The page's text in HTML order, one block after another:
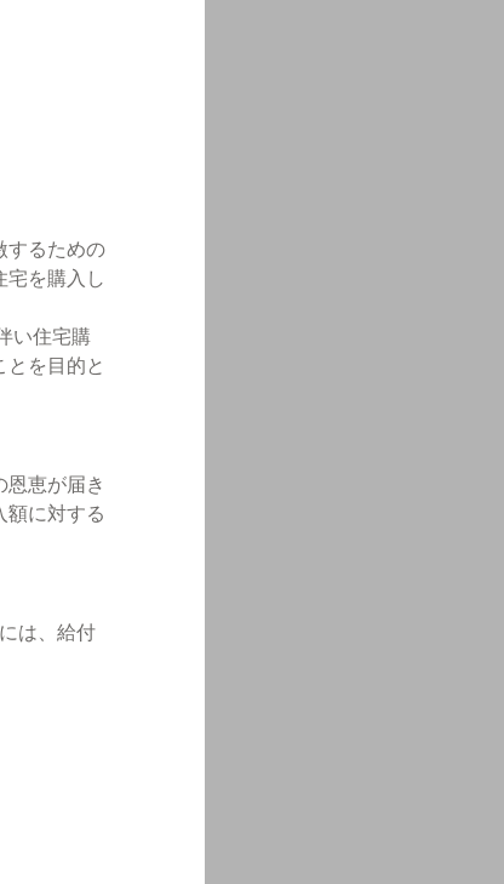
するための
宅を購入し
い住宅購
とを目的と
恩恵が届き
額に対する
は、給付